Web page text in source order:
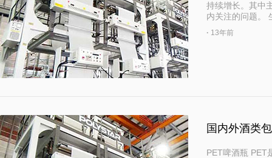
持续增长。其中
内关注的问题。
· 13年前
国内外酒类
PET啤酒瓶 PET